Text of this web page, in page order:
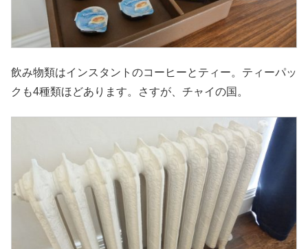
飲み物類はインスタントのコーヒーとティー。ティーパッ
クも4種類ほどあります。さすが、チャイの国。